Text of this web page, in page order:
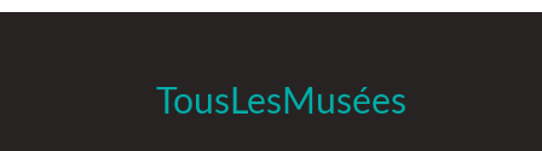
TousLesMusées